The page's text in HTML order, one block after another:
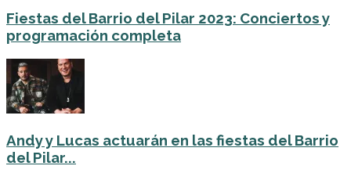
Fiestas del Barrio del Pilar 2023: Conciertos y
programación completa
Andy y Lucas actuarán en las fiestas del Barrio
del Pilar...